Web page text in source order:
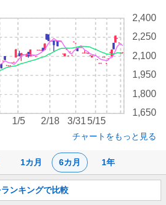
1カ月 6カ月 1年
1,650
1,800
1,950
2,100
2,250
2,400
1/5 2/18 3/31 5/15
チャートをもっと見る
ンキングで比較